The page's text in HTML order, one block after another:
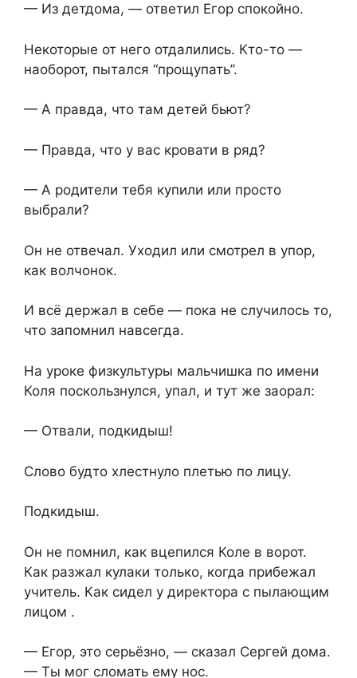
— Из детдома, — ответил Егор спокойно.
Некоторые от него отдалились. Кто-то —
наоборот, пытался “прощупать”.
— А правда, что там детей бьют?
— Правда, что у вас кровати в ряд?
— А родители тебя купили или просто
выбрали?
Он не отвечал. Уходил или смотрел в упор,
как волчонок.
И всё держал в себе — пока не случилось то,
что запомнил навсегда.
На уроке физкультуры мальчишка по имени
Коля поскользнулся, упал, и тут же заорал:
— Отвали, подкидыш!
Слово будто хлестнуло плетью по лицу.
Подкидыш.
Он не помнил, как вцепился Коле в ворот.
Как разжал кулаки только, когда прибежал
учитель. Как сидел у директора с пылающим
лицом .
— Егор, это серьёзно, — сказал Сергей дома.
— Ты мог сломать ему нос.